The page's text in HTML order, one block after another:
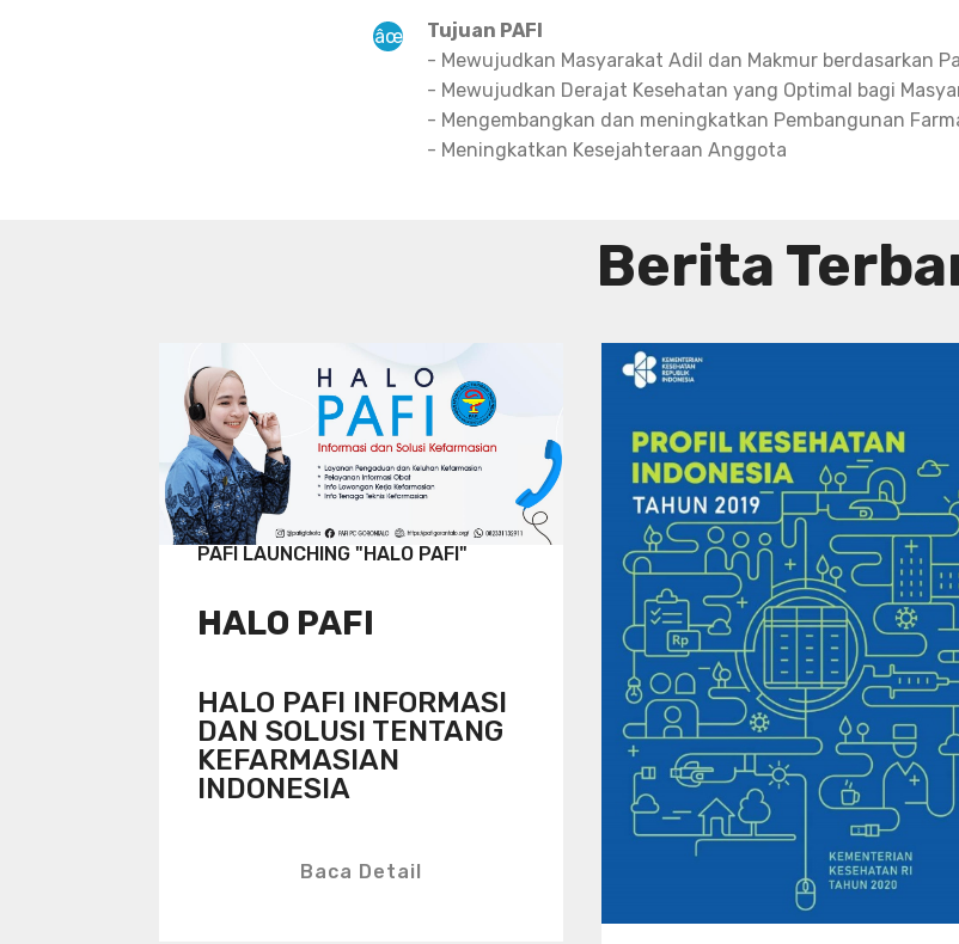
Tujuan PAFI
- Mewujudkan Masyarakat Adil dan Makmur berdasarkan
- Mewujudkan Derajat Kesehatan yang Optimal bagi
- Mengembangkan dan meningkatkan Pembangunan
- Meningkatkan Kesejahteraan Anggota
Berita
PAFI LAUNCHING "HALO PAFI"
HALO PAFI
HALO PAFI INFORMASI
DAN SOLUSI TENTANG
KEFARMASIAN
INDONESIA
Baca Detail